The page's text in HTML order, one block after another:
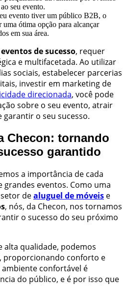
seu evento.
evento tiver um público B2B, o
ótima opção para alcançar
em sua área.
eventos de sucesso, requer
e multifacetada. Ao utilizar
sociais, estabelecer parcerias
investir em marketing de
direcionada, você pode
sobre o seu evento, atrair
o seu sucesso.
Checon: tornando
garantido
a importância de cada
eventos. Como uma
dealuguel de móveis e
, nós, da Checon, nos tornamos
o sucesso do seu próximo
alta qualidade, podemos
proporcionando conforto e
confortável é
do público, e é por isso que